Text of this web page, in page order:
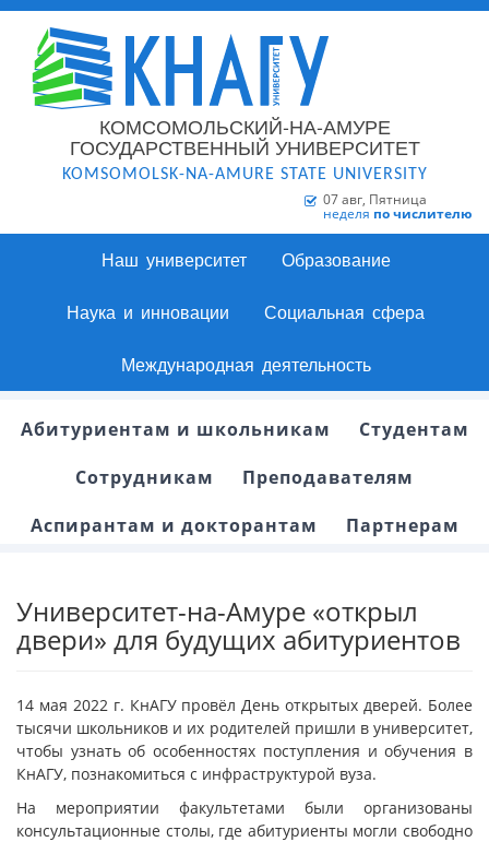
КОМСОМОЛЬСКИЙ-НА-АМУРЕ
ГОСУДАРСТВЕННЫЙ УНИВЕРСИТЕТ
KOMSOMOLSK-NA-AMURE STATE UNIVERSITY
07 авг, Пятница
неделя по числителю
Наш университет Образование
Наука и инновации Социальная сфера
Международная деятельность
Абитуриентам и школьникам
Студентам
Сотрудникам
Преподавателям
Аспирантам и докторантам
Партнерам
Университет-на-Амуре «открыл
двери» для будущих абитуриентов
14 мая 2022 г. КнАГУ провёл День открытых дверей. Более
тысячи школьников и их родителей пришли в университет,
чтобы узнать об особенностях поступления и обучения в
КнАГУ, познакомиться с инфраструктурой вуза.
На мероприятии факультетами были организованы
консультационные столы, где абитуриенты могли свободно